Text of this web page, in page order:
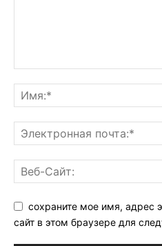
сохраните мое имя, адрес
сайт в этом браузере для